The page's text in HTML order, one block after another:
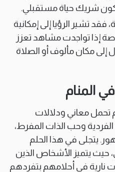
شريك حياة مستقبلي.
فقد تشير الرؤيا إلى إمكانية
إذا تواجدت مشاهد تعزز
إلى مكان مألوف أو الصلاة
في المنام
تحمل معاني ودلالات
وحب الذات المفرط،
يتجلى في هذا الحلم
حيث يتميز الأشخاص الذين
نارية في أحلامهم بتفردهم